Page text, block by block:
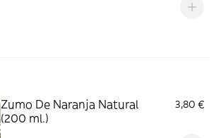
Zumo De Naranja Natural
(200 ml.)
3,80 €